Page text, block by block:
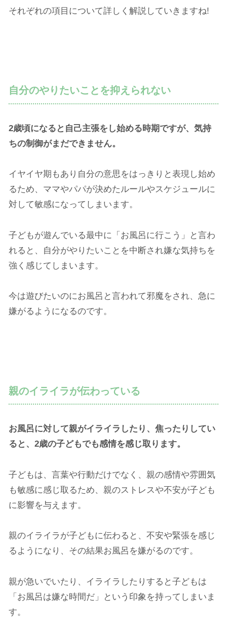
それぞれの項目について詳しく解説していきますね!
自分のやりたいことを抑えられない
2歳頃になると自己主張をし始める時期ですが、気持
ちの制御がまだできません。
イヤイヤ期もあり自分の意思をはっきりと表現し始め
るため、ママやパパが決めたルールやスケジュールに
対して敏感になってしまいます。
子どもが遊んでいる最中に「お風呂に行こう」と言わ
れると、自分がやりたいことを中断され嫌な気持ちを
強く感じてしまいます。
今は遊びたいのにお風呂と言われて邪魔をされ、急に
嫌がるようになるのです。
親のイライラが伝わっている
お風呂に対して親がイライラしたり、焦ったりしてい
ると、2歳の子どもでも感情を感じ取ります。
子どもは、言葉や行動だけでなく、親の感情や雰囲気
も敏感に感じ取るため、親のストレスや不安が子ども
に影響を与えます。
親のイライラが子どもに伝わると、不安や緊張を感じ
るようになり、その結果お風呂を嫌がるのです。
親が急いでいたり、イライラしたりすると子どもは
「お風呂は嫌な時間だ」という印象を持ってしまいま
す。